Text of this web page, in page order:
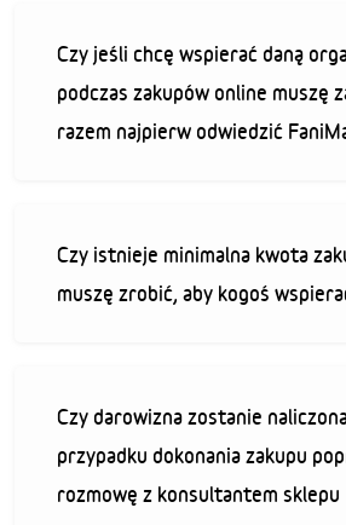
Czy jeśli chcę wspierać daną
podczas zakupów online muszę
razem najpierw odwiedzić
Czy istnieje minimalna kwota
muszę zrobić, aby kogoś
Czy darowizna zostanie
przypadku dokonania zakupu
rozmowę z konsultantem sklepu